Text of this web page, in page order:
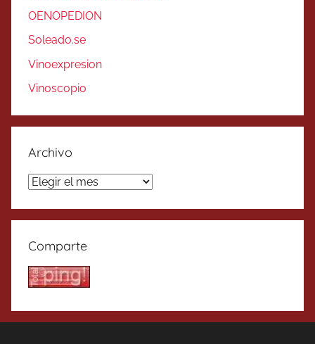
OENOPEDION
Soleado.se
Vinoexpresion
Vinoscopio
Archivo
Archivo
Comparte